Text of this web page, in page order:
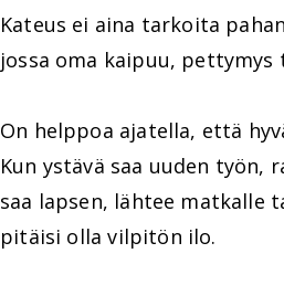
Kateus ei aina tarkoita
jossa oma kaipuu,
On helppoa ajatella, että
Kun ystävä saa uuden
saa lapsen, lähtee matkalle
pitäisi olla vilpitön ilo.